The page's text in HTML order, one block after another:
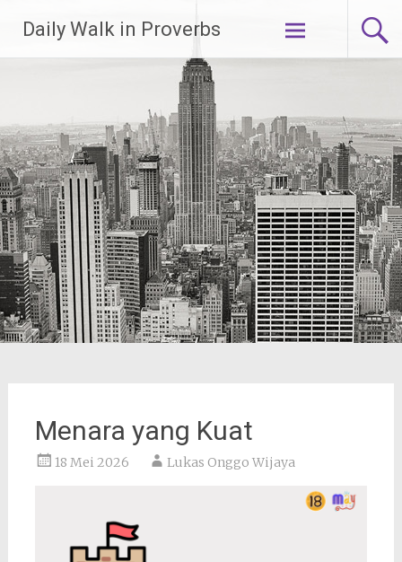
konten
Daily Walk in Proverbs
Menara yang Kuat
18 Mei 2026 Lukas Onggo Wijaya